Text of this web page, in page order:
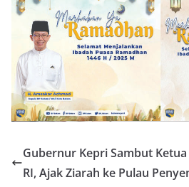
Gubernur Kepri Sambut
RI, Ajak Ziarah ke Pulau